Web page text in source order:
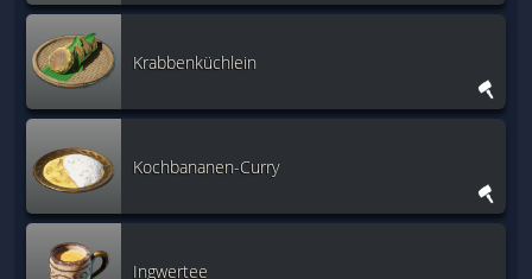
Krabbenküchlein
Kochbananen-Curry
Ingwertee